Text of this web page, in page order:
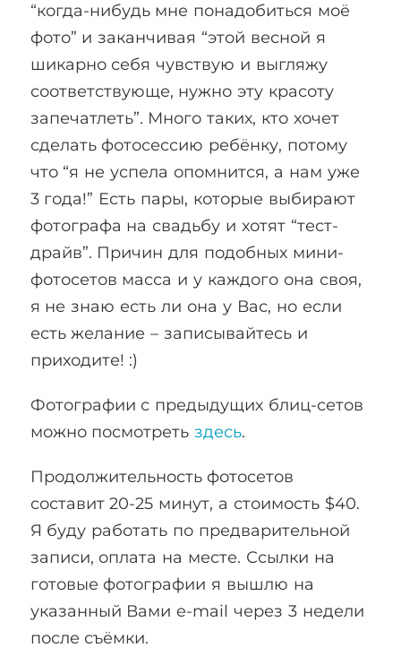
“когда-нибудь мне понадобиться моё
фото” и заканчивая “этой весной я
шикарно себя чувствую и выгляжу
соответствующе, нужно эту красоту
запечатлеть”. Много таких, кто хочет
сделать фотосессию ребёнку, потому
что “я не успела опомнится, а нам уже
3 года!” Есть пары, которые выбирают
фотографа на свадьбу и хотят “тест-
драйв”. Причин для подобных мини-
фотосетов масса и у каждого она своя,
я не знаю есть ли она у Вас, но если
есть желание – записывайтесь и
приходите! :)
Фотографии с предыдущих блиц-сетов
можно посмотретьздесь.
Продолжительность фотосетов
составит 20-25 минут, а стоимость $40.
Я буду работать по предварительной
записи, оплата на месте. Ссылки на
готовые фотографии я вышлю на
указанный Вами e-mail через 3 недели
после съёмки.